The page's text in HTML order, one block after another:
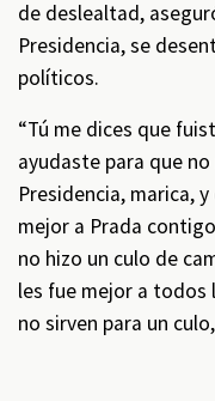
de deslealtad,
Presidencia, se
políticos.
“Tú me dices que
ayudaste para que
Presidencia, marica,
mejor a Prada
no hizo un culo de
les fue mejor a todos
no sirven para un